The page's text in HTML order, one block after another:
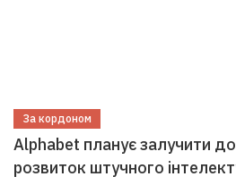
За кордоном
Alphabet планує залучити
розвиток штучного